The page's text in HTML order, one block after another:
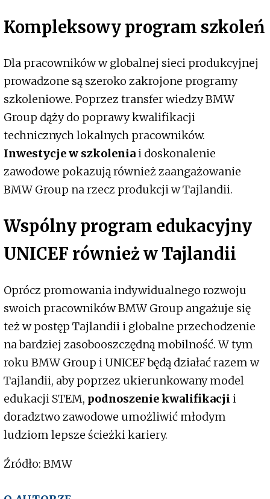
Kompleksowy program szkoleń
Dla pracowników w globalnej sieci produkcyjnej
prowadzone są szeroko zakrojone programy
szkoleniowe. Poprzez transfer wiedzy BMW
Group dąży do poprawy kwalifikacji
technicznych lokalnych pracowników.
Inwestycje w szkoleniai doskonalenie
zawodowe pokazują również zaangażowanie
BMW Group na rzecz produkcji w Tajlandii.
Wspólny program edukacyjny
UNICEF również w Tajlandii
Oprócz promowania indywidualnego rozwoju
swoich pracowników BMW Group angażuje się
też w postęp Tajlandii i globalne przechodzenie
na bardziej zasobooszczędną mobilność. W tym
roku BMW Group i UNICEF będą działać razem w
Tajlandii, aby poprzez ukierunkowany model
edukacji STEM, podnoszenie kwalifikacji i
doradztwo zawodowe umożliwić młodym
ludziom lepsze ścieżki kariery.
Źródło: BMW